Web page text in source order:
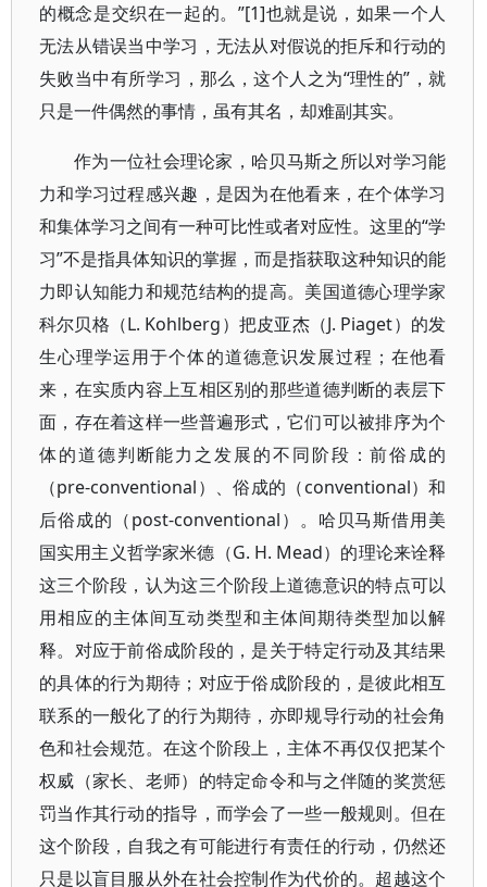
的概念是交织在一起的。”[1]也就是说，如果一个人
无法从错误当中学习，无法从对假说的拒斥和行动的
失败当中有所学习，那么，这个人之为“理性的”，就
只是一件偶然的事情，虽有其名，却难副其实。
作为一位社会理论家，哈贝马斯之所以对学习能
力和学习过程感兴趣，是因为在他看来，在个体学习
和集体学习之间有一种可比性或者对应性。这里的“学
习”不是指具体知识的掌握，而是指获取这种知识的能
力即认知能力和规范结构的提高。美国道德心理学家
科尔贝格（L. Kohlberg）把皮亚杰（J. Piaget）的发
生心理学运用于个体的道德意识发展过程；在他看
来，在实质内容上互相区别的那些道德判断的表层下
面，存在着这样一些普遍形式，它们可以被排序为个
体的道德判断能力之发展的不同阶段：前俗成的
（pre-conventional）、俗成的（conventional）和
后俗成的（post-conventional）。哈贝马斯借用美
国实用主义哲学家米德（G. H. Mead）的理论来诠释
这三个阶段，认为这三个阶段上道德意识的特点可以
用相应的主体间互动类型和主体间期待类型加以解
释。对应于前俗成阶段的，是关于特定行动及其结果
的具体的行为期待；对应于俗成阶段的，是彼此相互
联系的一般化了的行为期待，亦即规导行动的社会角
色和社会规范。在这个阶段上，主体不再仅仅把某个
权威（家长、老师）的特定命令和与之伴随的奖赏惩
罚当作其行动的指导，而学会了一些一般规则。但在
这个阶段，自我之有可能进行有责任的行动，仍然还
只是以盲目服从外在社会控制作为代价的。超越这个